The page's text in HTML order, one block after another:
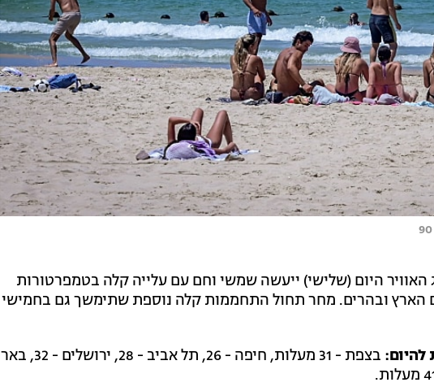
האוויר היום (שלישי) ייעשה שמשי וחם עם עלייה קלה בטמפרטורות
הארץ ובהרים. מחר תחול התחממות קלה נוספת שתימשך גם בחמישי
בצפת - 31 מעלות, חיפה - 26, תל אביב - 28, ירושלים - 32, באר